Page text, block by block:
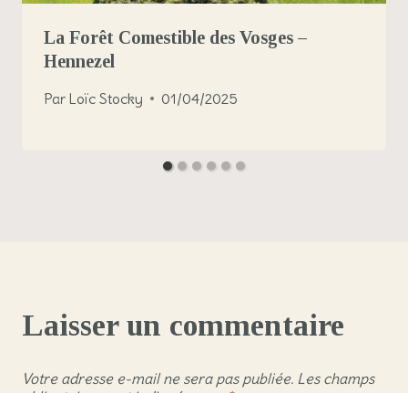
La Forêt Comestible des Vosges –
Hennezel
Par Loïc Stocky 01/04/2025
Laisser un commentaire
Votre adresse e-mail ne sera pas publiée. Les champs